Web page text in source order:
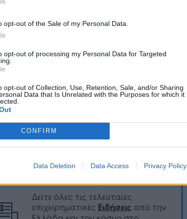
opt-out of the Sale of my Personal Data.
opt-out of processing my Personal Data for Targeted
opt-out of Collection, Use, Retention, Sale, and/or Sharing
Data that Is Unrelated with the Purposes for which it
CONFIRM
Data Deletion Data Access Privacy Policy
στις νέες τεχνολογίες. Κάπου εκεί, το
σημαντικές επενδύσεις και εξελίξεις σε
και οργανωτικό επίπεδο, για να
οι ανάγκες της μητρικής. Το 2016, μετά την
της Giesecke & Devrient, το όνομα
αλλάζει σε Veridos Ματσούκης Α.Ε.
Ακολουθήστε το
Google Newsκαι μάθετε πρώτοι
όλα τα επιχειρηματικά νέα
Δείτε όλες τις τελευταίες
επιχειρηματικές Ειδήσεις από την